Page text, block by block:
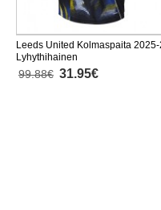
Leeds United Kolmaspaita 2025-
Lyhythihainen
99.88€ 31.95€